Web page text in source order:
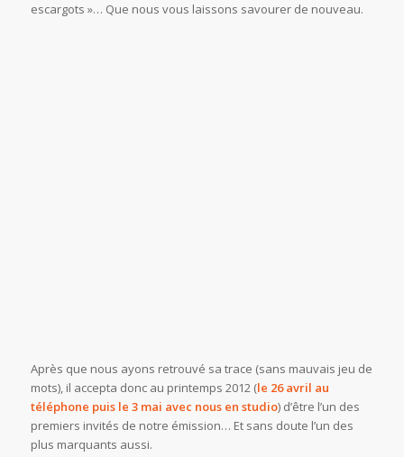
escargots »… Que nous vous laissons savourer de nouveau.
Après que nous ayons retrouvé sa trace (sans mauvais jeu de
mots), il accepta donc au printemps 2012 (le 26 avril au
téléphone puis le 3 mai avec nous en studio) d’être l’un des
premiers invités de notre émission… Et sans doute l’un des
plus marquants aussi.